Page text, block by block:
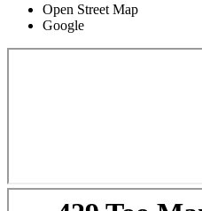
Open Street Map
Google